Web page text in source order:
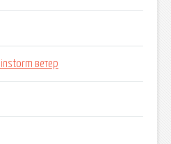
ветер